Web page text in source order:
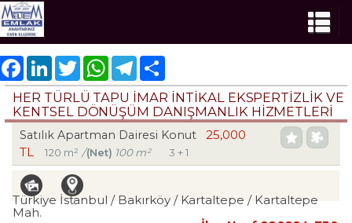
FacebookLinkedInTwitter WhatsAppTelegram
HER TÜRLÜ TAPU İMAR İNTİKAL EKSPERTİZLİK VE
KENTSEL DÖNÜŞÜM DANIŞMANLIK HİZMETLERİ
Satılık Apartman Dairesi Konut
25,000
TL
120 m² /(Net) 100 m² 3 + 1
Türkiye İstanbul / Bakırköy/ Kartaltepe / Kartaltepe
Mah.